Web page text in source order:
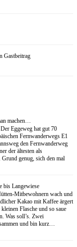
Gastbeitrag
machen…
Eggeweg hat gut 70
Fernwanderwegs E1
den Fernwanderweg
der ältesten als
Grund genug, sich den mal
bis Langewiese
Mitbewohnern wach und
Kakao mit Kaffee ärgert
Flasche und so saue
Was soll’s. Zwei
und bin kurz…